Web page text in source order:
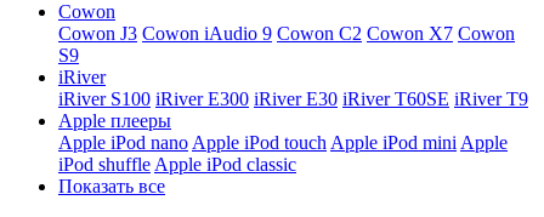
Cowon
Cowon J3 Cowon iAudio 9 Cowon C2 Cowon X7 Cowon
S9
iRiver
iRiver S100 iRiver E300 iRiver E30 iRiver T60SE iRiver T9
Apple плееры
Apple iPod nano Apple iPod touch Apple iPod mini Apple
iPod shuffle Apple iPod classic
Показать все